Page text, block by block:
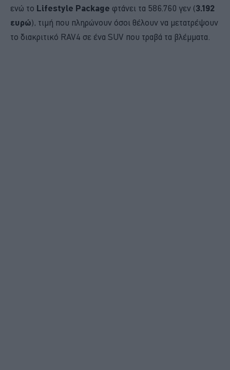
ενώ το Lifestyle Package φτάνει τα 586.760 γεν (3.192
ευρώ), τιμή που πληρώνουν όσοι θέλουν να μετατρέψουν
το διακριτικό RAV4 σε ένα SUV που τραβά τα βλέμματα.